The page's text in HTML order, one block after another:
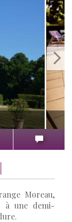
Moreau,
à une demi-